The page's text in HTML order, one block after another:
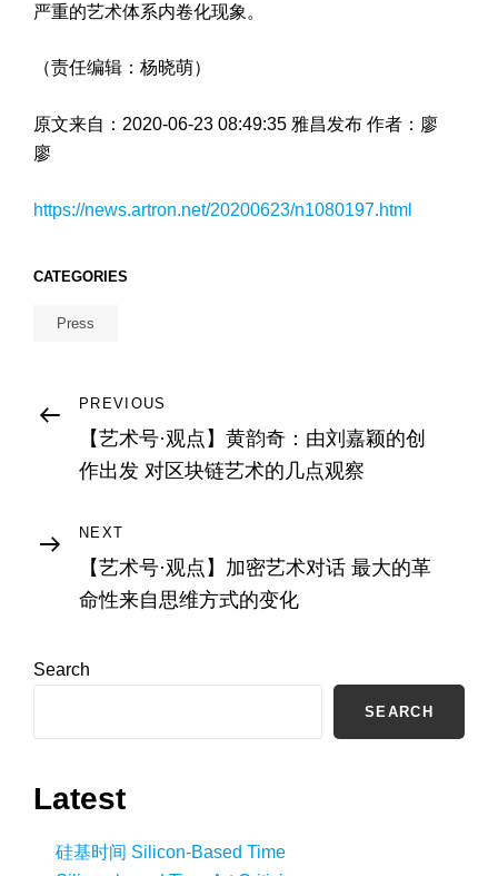
严重的艺术体系内卷化现象。
（责任编辑：杨晓萌）
原文来自：2020-06-23 08:49:35 雅昌发布 作者：廖
廖
https://news.artron.net/20200623/n1080197.html
CATEGORIES
Press
Post
navigation
Previous
Post
PREVIOUS
【艺术号·观点】黄韵奇：由刘嘉颖的创
作出发 对区块链艺术的几点观察
Next
Post
NEXT
【艺术号·观点】加密艺术对话 最大的革
命性来自思维方式的变化
Search
SEARCH
Latest
硅基时间 Silicon-Based Time